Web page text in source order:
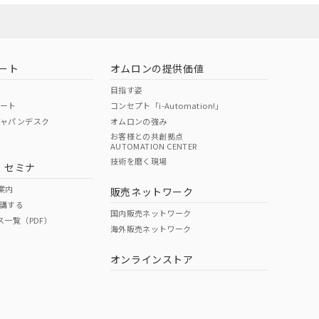
O O
ページへ
ください
ト
ト
パンデスク
セミナ
内
する
覧（PDF）
オムロンの提供価値
目指す姿
コンセプト「i-Automation!」
オムロンの強み
お客様との共創拠点
AUTOMATION CENTER
技術を磨く現場
販売ネットワーク
国内販売ネットワーク
海外販売ネットワーク
オンラインストア